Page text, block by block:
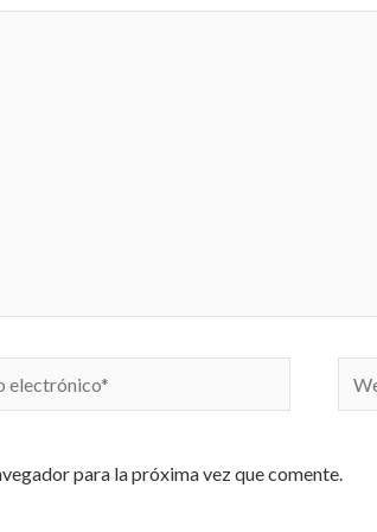
Web
para la próxima vez que comente.